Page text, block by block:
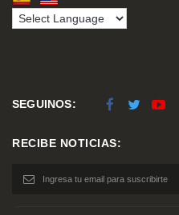
SEGUINOS:
RECIBE NOTICIAS: